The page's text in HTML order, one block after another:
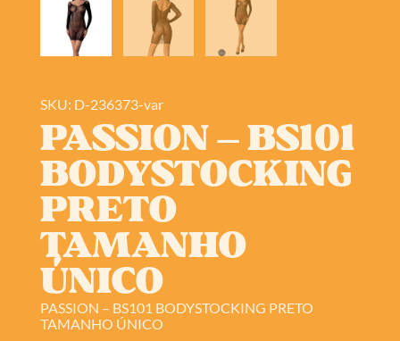
SKU: D-236373-var
PASSION – BS101
BODYSTOCKING
PRETO
TAMANHO
ÚNICO
PASSION – BS101 BODYSTOCKING PRETO
TAMANHO ÚNICO